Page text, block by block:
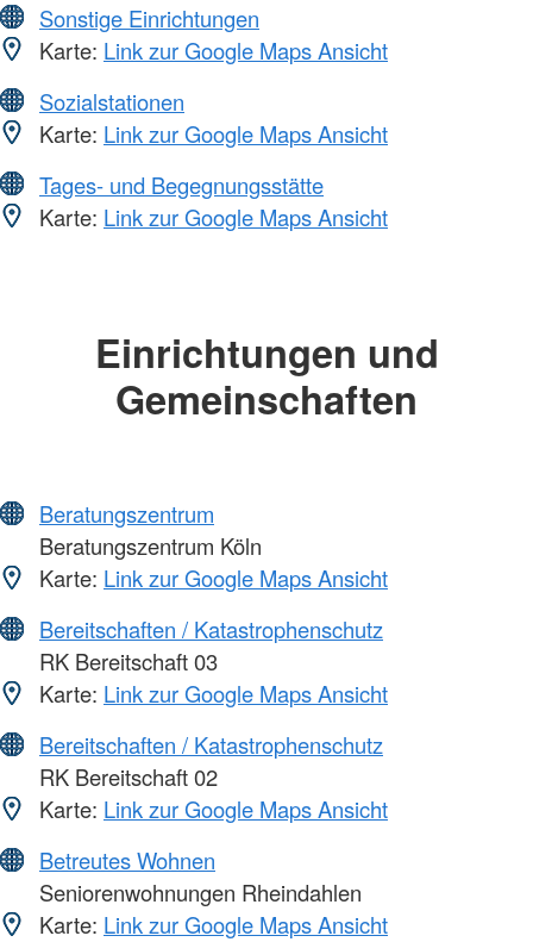
Sonstige Einrichtungen
Karte: Link zur Google Maps Ansicht
Sozialstationen
Karte: Link zur Google Maps Ansicht
Tages- und Begegnungsstätte
Karte: Link zur Google Maps Ansicht
Einrichtungen und
Gemeinschaften
Beratungszentrum
Beratungszentrum Köln
Karte: Link zur Google Maps Ansicht
Bereitschaften / Katastrophenschutz
RK Bereitschaft 03
Karte: Link zur Google Maps Ansicht
Bereitschaften / Katastrophenschutz
RK Bereitschaft 02
Karte: Link zur Google Maps Ansicht
Betreutes Wohnen
Seniorenwohnungen Rheindahlen
Karte: Link zur Google Maps Ansicht